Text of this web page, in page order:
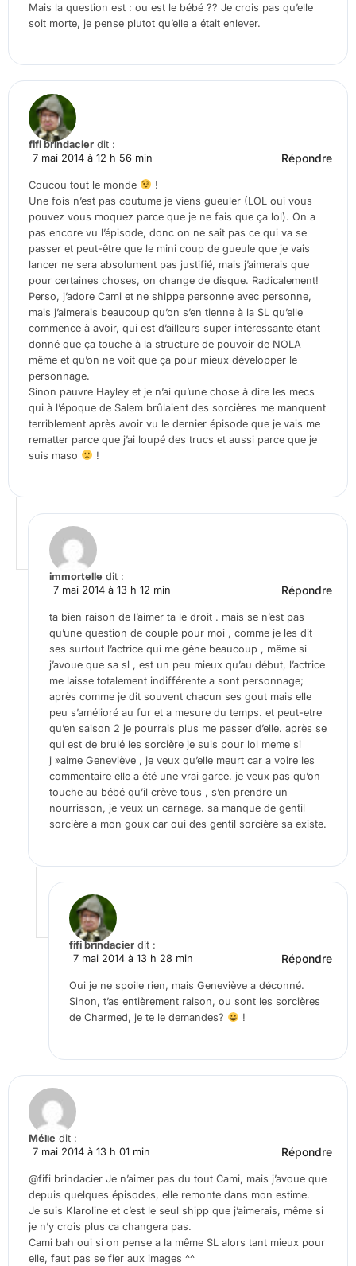
Mais la question est : ou est le bébé ?? Je crois pas qu’elle
soit morte, je pense plutot qu’elle a était enlever.
fifi brindacier dit :
7 mai 2014 à 12 h 56 min
Coucou tout le monde
!
Une fois n’est pas coutume je viens gueuler (LOL oui vous
pouvez vous moquez parce que je ne fais que ça lol). On a
pas encore vu l’épisode, donc on ne sait pas ce qui va se
passer et peut-être que le mini coup de gueule que je vais
lancer ne sera absolument pas justifié, mais j’aimerais que
pour certaines choses, on change de disque. Radicalement!
Perso, j’adore Cami et ne shippe personne avec personne,
mais j’aimerais beaucoup qu’on s’en tienne à la SL qu’elle
commence à avoir, qui est d’ailleurs super intéressante étant
donné que ça touche à la structure de pouvoir de NOLA
même et qu’on ne voit que ça pour mieux développer le
personnage.
Sinon pauvre Hayley et je n’ai qu’une chose à dire les mecs
qui à l’époque de Salem brûlaient des sorcières me manquent
terriblement après avoir vu le dernier épisode que je vais me
rematter parce que j’ai loupé des trucs et aussi parce que je
suis maso
!
Répondre
immortelle dit :
7 mai 2014 à 13 h 12 min
ta bien raison de l’aimer ta le droit . mais se n’est pas
qu’une question de couple pour moi , comme je les dit
ses surtout l’actrice qui me gène beaucoup , même si
j’avoue que sa sl , est un peu mieux qu’au début, l’actrice
me laisse totalement indifférente a sont personnage;
après comme je dit souvent chacun ses gout mais elle
peu s’amélioré au fur et a mesure du temps. et peut-etre
qu’en saison 2 je pourrais plus me passer d’elle. après se
qui est de brulé les sorcière je suis pour lol meme si
j »aime Geneviève , je veux qu’elle meurt car a voire les
commentaire elle a été une vrai garce. je veux pas qu’on
touche au bébé qu’il crève tous , s’en prendre un
nourrisson, je veux un carnage. sa manque de gentil
sorcière a mon goux car oui des gentil sorcière sa existe.
Répondre
fifi brindacier dit :
7 mai 2014 à 13 h 28 min
Oui je ne spoile rien, mais Geneviève a déconné.
Sinon, t’as entièrement raison, ou sont les sorcières
de Charmed, je te le demandes?
!
Répondre
Mélie dit :
7 mai 2014 à 13 h 01 min
@fifi brindacier Je n’aimer pas du tout Cami, mais j’avoue que
depuis quelques épisodes, elle remonte dans mon estime.
Je suis Klaroline et c’est le seul shipp que j’aimerais, même si
je n’y crois plus ca changera pas.
Cami bah oui si on pense a la même SL alors tant mieux pour
elle, faut pas se fier aux images ^^
Répondre